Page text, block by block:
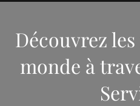
Découvrez
monde à